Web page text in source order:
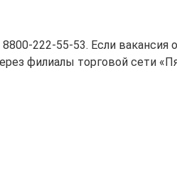
222-55-53. Если вакансия
филиалы торговой сети